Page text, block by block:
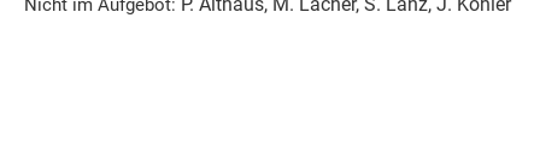
Nicht im Aufgebot: